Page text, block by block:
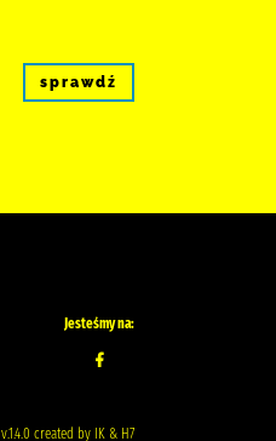
sprawdź
Jesteśmy na:
v.1.4.0 created by IK & H7